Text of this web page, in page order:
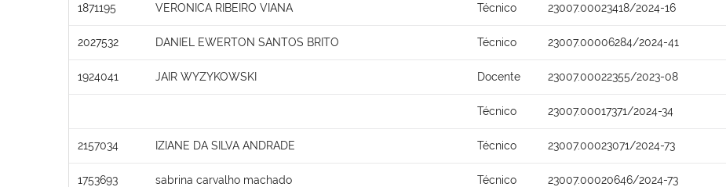
1871195 VERONICA RIBEIRO VIANA Técnico 23007.00023418/2024-16
2027532 DANIEL EWERTON SANTOS BRITO Técnico 23007.00006284/2024-41
1924041 JAIR WYZYKOWSKI Docente 23007.00022355/2023-08
Técnico 23007.00017371/2024-34
2157034 IZIANE DA SILVA ANDRADE Técnico 23007.00023071/2024-73
1753693 sabrina carvalho machado Técnico 23007.00020646/2024-73